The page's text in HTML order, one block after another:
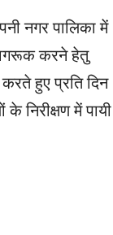
नगर पालिका में
करने हेतु
हुए प्रति दिन
निरीक्षण में पायी